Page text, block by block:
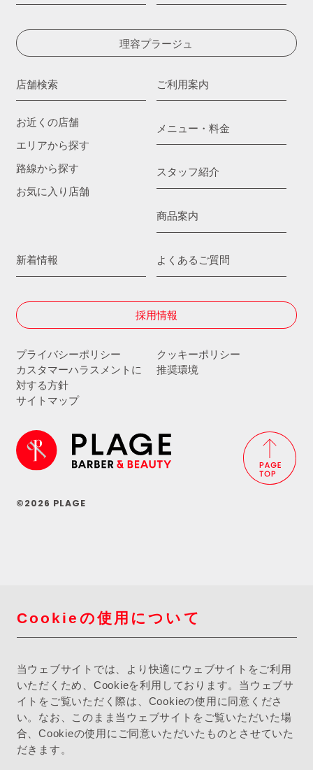
理容プラージュ
店舗検索
お近くの店舗
エリアから探す
路線から探す
お気に入り店舗
ご利用案内
メニュー・料金
スタッフ紹介
商品案内
新着情報 よくあるご質問
採用情報
プライバシーポリシー
クッキーポリシー
カスタマーハラスメントに
対する方針
推奨環境
サイトマップ
©2026 PLAGE
Cookieの使用について
当ウェブサイトでは、より快適にウェブサイトをご利用
いただくため、Cookieを利用しております。当ウェブサ
イトをご覧いただく際は、Cookieの使用に同意くださ
い。なお、このまま当ウェブサイトをご覧いただいた場
合、Cookieの使用にご同意いただいたものとさせていた
だきます。